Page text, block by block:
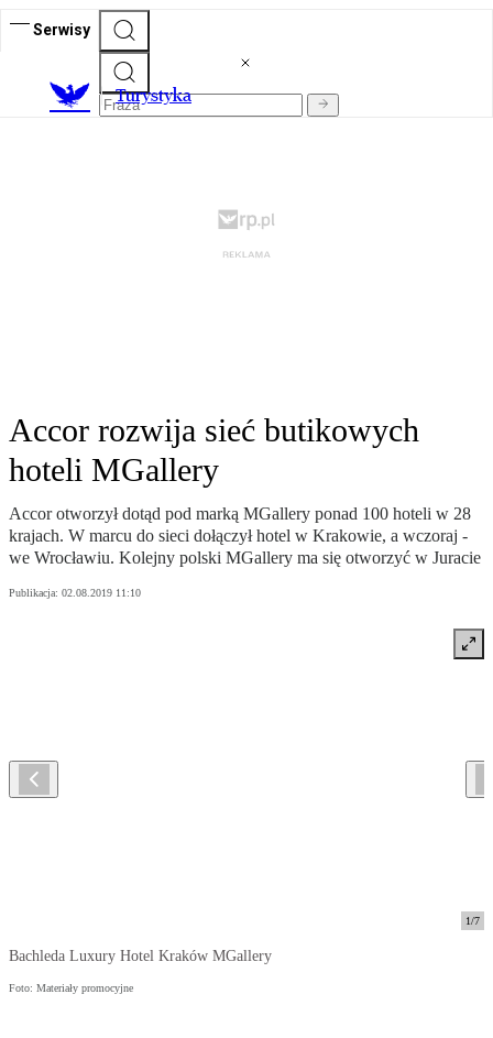
Serwisy
Turystyka
Accor rozwija sieć butikowych
hoteli MGallery
Accor otworzył dotąd pod marką MGallery ponad 100 hoteli w 28
krajach. W marcu do sieci dołączył hotel w Krakowie, a wczoraj -
we Wrocławiu. Kolejny polski MGallery ma się otworzyć w Juracie
Publikacja: 02.08.2019 11:10
1/7
Bachleda Luxury Hotel Kraków MGallery
Foto: Materiały promocyjne